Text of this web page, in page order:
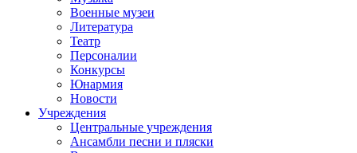
Военные музеи
Литература
Театр
Персоналии
Конкурсы
Юнармия
Новости
Учреждения
Центральные учреждения
Ансамбли песни и пляски